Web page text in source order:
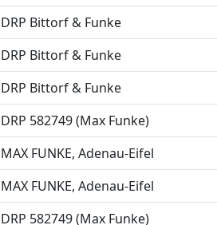
DRP Bittorf & Funke
DRP Bittorf & Funke
DRP Bittorf & Funke
DRP 582749 (Max Funke)
MAX FUNKE, Adenau-Eifel
MAX FUNKE, Adenau-Eifel
DRP 582749 (Max Funke)